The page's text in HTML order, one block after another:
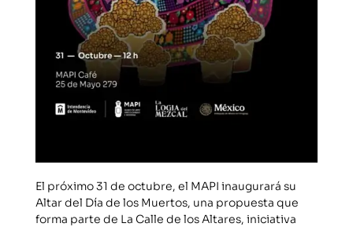
El próximo 31 de octubre, el MAPI inaugurará su
Altar del Día de los Muertos, una propuesta que
forma parte de La Calle de los Altares, iniciativa